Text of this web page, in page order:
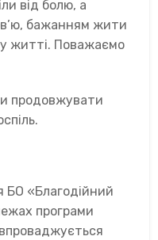
від болю, а
бажанням жити
житті. Поважаємо
продовжувати
БО «Благодійний
програми